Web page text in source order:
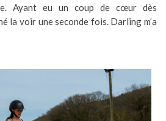
Ayant eu un coup de cœur dès
la voir une seconde fois. Darling m’a